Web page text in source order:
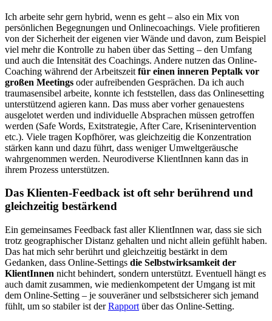
Ich arbeite sehr gern hybrid, wenn es geht – also ein Mix von
persönlichen Begegnungen und Onlinecoachings. Viele profitieren
von der Sicherheit der eigenen vier Wände und davon, zum Beispiel
viel mehr die Kontrolle zu haben über das Setting – den Umfang
und auch die Intensität des Coachings. Andere nutzen das Online-
Coaching während der Arbeitszeit für einen inneren Peptalk vor
großen Meetings oder aufreibenden Gesprächen. Da ich auch
traumasensibel arbeite, konnte ich feststellen, dass das Onlinesetting
unterstützend agieren kann. Das muss aber vorher genauestens
ausgelotet werden und individuelle Absprachen müssen getroffen
werden (Safe Words, Exitstrategie, After Care, Krisenintervention
etc.). Viele tragen Kopfhörer, was gleichzeitig die Konzentration
stärken kann und dazu führt, dass weniger Umweltgeräusche
wahrgenommen werden. Neurodiverse KlientInnen kann das in
ihrem Prozess unterstützen.
Das Klienten-Feedback ist oft sehr berührend und
gleichzeitig bestärkend
Ein gemeinsames Feedback fast aller KlientInnen war, dass sie sich
trotz geographischer Distanz gehalten und nicht allein gefühlt haben.
Das hat mich sehr berührt und gleichzeitig bestärkt in dem
Gedanken, dass Online-Settings die Selbstwirksamkeit der
KlientInnen nicht behindert, sondern unterstützt. Eventuell hängt es
auch damit zusammen, wie medienkompetent der Umgang ist mit
dem Online-Setting – je souveräner und selbstsicherer sich jemand
fühlt, um so stabiler ist derRapport über das Online-Setting.